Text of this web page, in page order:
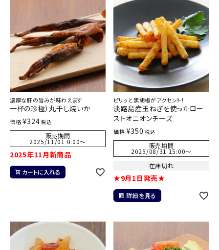
濃厚な肝の旨みが味わえます
一杯の珍極）丸干し焼いか
価格 ¥324 税込
販売期間
2025/11/01 0:00〜
2025年11月新商品
カートに入れる
ピリッと黒胡椒がアクセント！
淡路島産玉ねぎを使ったロー
ストオニオンチーズ
価格 ¥350 税込
販売期間
2025/08/31 15:00〜
在庫切れ
★9月1日発売★
詳細を見る